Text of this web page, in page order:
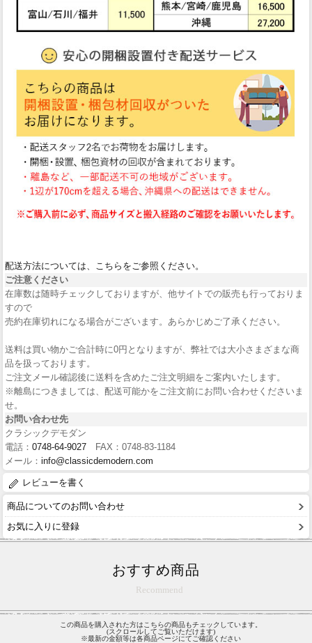
配送方法については、こちらをご参照ください。
ご注意ください
在庫数は随時チェックしておりますが、他サイトでの販売も行っておりま
すので
売約在庫切れになる場合がございます。あらかじめご了承ください。
送料は買い物かご合計時に0円となりますが、弊社では大小さまざまな商
品を扱っております。
ご注文メール確認後に送料を含めたご注文明細をご案内いたします。
※離島につきましては、配送可能かをご注文前にお問い合わせくださいま
せ。
お問い合わせ先
クラシックデモダン
電話： 0748-64-9027 FAX：0748-83-1184
メール： info@classicdemodern.com
レビューを書く
商品についてのお問い合わせ
お気に入りに登録
おすすめ商品
Recommend
この商品を購入された方はこちらの商品もチェックしています。
(スクロールしてご覧いただけます)
※最新の金額等は各商品ページにてご確認ください